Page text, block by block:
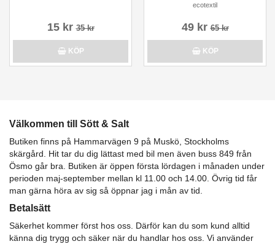
15 kr35 kr
KÖP
ecotextil
49 kr65 kr
KÖP
Välkommen till Sött & Salt
Butiken finns på Hammarvägen 9 på Muskö, Stockholms
skärgård. Hit tar du dig lättast med bil men även buss 849 från
Ösmo går bra. Butiken är öppen första lördagen i månaden under
perioden maj-september mellan kl 11.00 och 14.00. Övrig tid får
man gärna höra av sig så öppnar jag i mån av tid.
Betalsätt
Säkerhet kommer först hos oss. Därför kan du som kund alltid
känna dig trygg och säker när du handlar hos oss. Vi använder